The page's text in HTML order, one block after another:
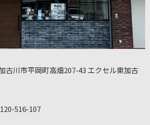
古川市平岡町高畑207-43 エクセル東加古
516-107